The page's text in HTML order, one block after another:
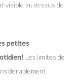
visible au dessus de
petites
Les limites de